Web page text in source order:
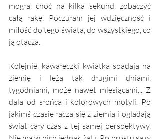
mogła, choć na kilka sekund, zobaczyć
całą łąkę. Poczułam jej wdzięczność i
miłość do tego świata, do wszystkiego, co
ją otacza.
Kolejnie, kawałeczki kwiatka spadają na
ziemię i leżą tak długimi dniami,
tygodniami, może nawet miesiącami... Z
dala od słońca i kolorowych motyli. Po
jakimś czasie łączą się z ziemią i oglądają
świat cały czas z tej samej perspektywy.